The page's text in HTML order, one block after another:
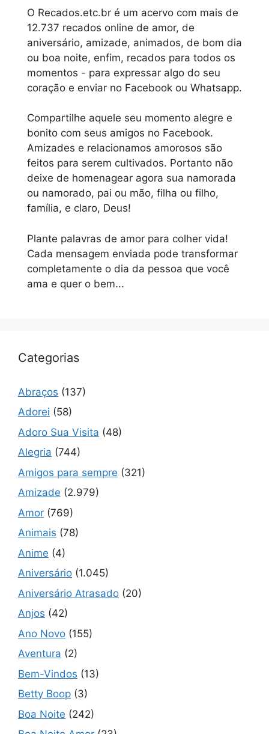
O Recados.etc.br é um acervo com mais de
12.737 recados online de amor, de
aniversário, amizade, animados, de bom dia
ou boa noite, enfim, recados para todos os
momentos - para expressar algo do seu
coração e enviar no Facebook ou Whatsapp.
Compartilhe aquele seu momento alegre e
bonito com seus amigos no Facebook.
Amizades e relacionamos amorosos são
feitos para serem cultivados. Portanto não
deixe de homenagear agora sua namorada
ou namorado, pai ou mão, filha ou filho,
família, e claro, Deus!
Plante palavras de amor para colher vida!
Cada mensagem enviada pode transformar
completamente o dia da pessoa que você
ama e quer o bem...
Categorias
Abraços (137)
Adorei (58)
Adoro Sua Visita (48)
Alegria (744)
Amigos para sempre (321)
Amizade (2.979)
Amor (769)
Animais (78)
Anime (4)
Aniversário (1.045)
Aniversário Atrasado (20)
Anjos (42)
Ano Novo (155)
Aventura (2)
Bem-Vindos (13)
Betty Boop (3)
Boa Noite (242)